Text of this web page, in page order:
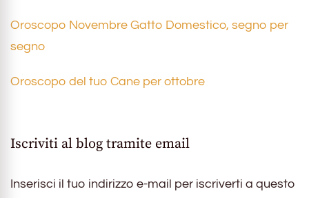
Oroscopo Novembre Gatto Domestico, segno per
segno
Oroscopo del tuo Cane per ottobre
Iscriviti al blog tramite email
Inserisci il tuo indirizzo e-mail per iscriverti a questo